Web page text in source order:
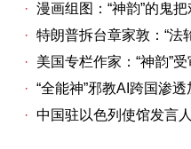
· 漫画组图：“神韵”的鬼把
· 特朗普拆台章家敦：“法
·
美国专栏作家：“神韵”受审查只是时间问
· “全能神”邪教AI跨国渗透
· 中国驻以色列使馆发言人就《国土